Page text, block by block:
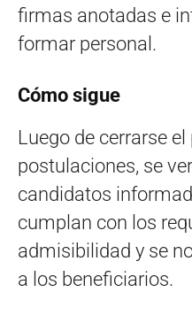
firmas anotadas e
formar personal.
Cómo sigue
Luego de cerrarse
postulaciones, se
candidatos
cumplan con los
admisibilidad y se
a los beneficiarios.